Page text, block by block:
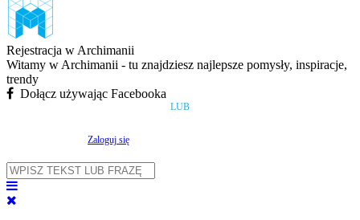
Rejestracja w Archimanii
Witamy w Archimanii - tu znajdziesz najlepsze pomysły, inspiracje,
trendy
Dołącz używając Facebooka
LUB
Zaloguj się